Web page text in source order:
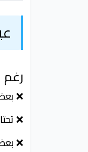
❌
❌
❌